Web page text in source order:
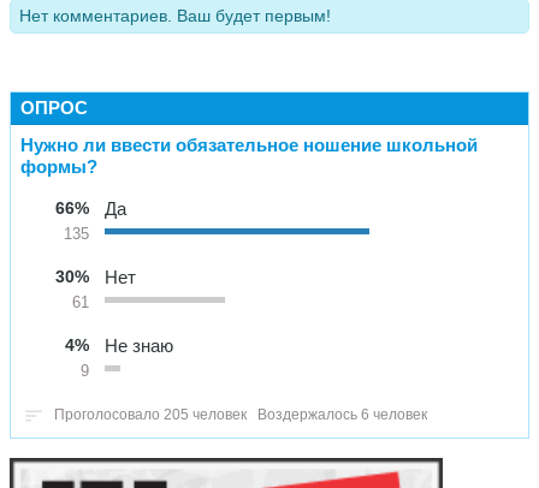
Нет комментариев. Ваш будет первым!
ОПРОС
Нужно ли ввести обязательное ношение школьной
формы?
66%
135
Да
30%
61
Нет
4%
9
Не знаю
Проголосовало 205 человек Воздержалось 6 человек